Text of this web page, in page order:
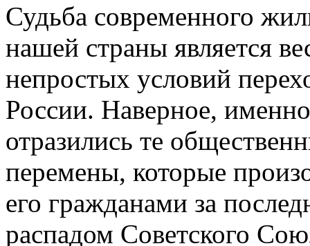
Судьба современного
нашей страны является
непростых условий
России. Наверное,
отразились те
перемены, которые
его гражданами за
распадом Советского